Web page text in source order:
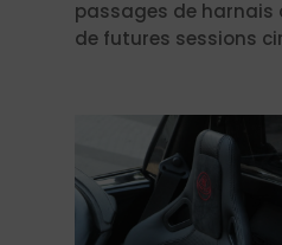
passages de harnais
de futures sessions